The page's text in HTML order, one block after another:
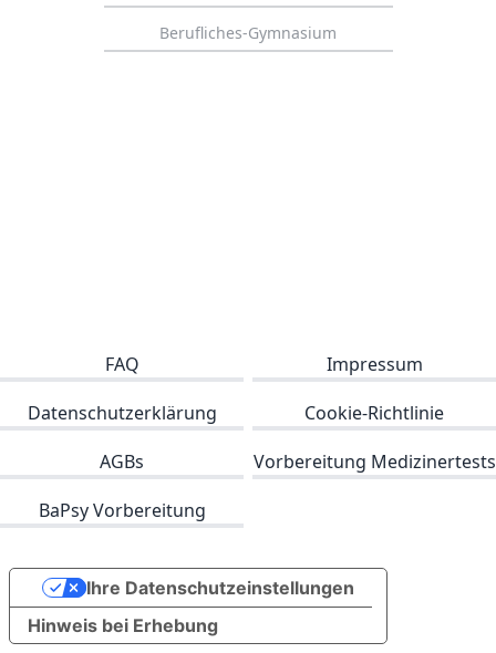
Berufliches-Gymnasium
FAQ
Impressum
Datenschutzerklärung
Cookie-Richtlinie
AGBs
Vorbereitung Medizinertests
BaPsy Vorbereitung
Hinweis bei Erhebung
Ihre Datenschutzeinstellungen